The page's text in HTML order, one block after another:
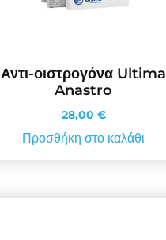
Αντι-οιστρογόνα Ultima
Anastro
28,00 €
Προσθήκη στο καλάθι